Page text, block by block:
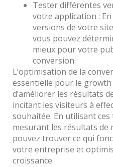
Tester différentes
votre application :
versions de votre
vous pouvez
mieux pour votre
conversion.
L’optimisation de la
essentielle pour le
d’améliorer les résultats
incitant les visiteurs à
souhaitée. En utilisant
mesurant les résultats de
pouvez trouver ce qui
votre entreprise et
croissance.